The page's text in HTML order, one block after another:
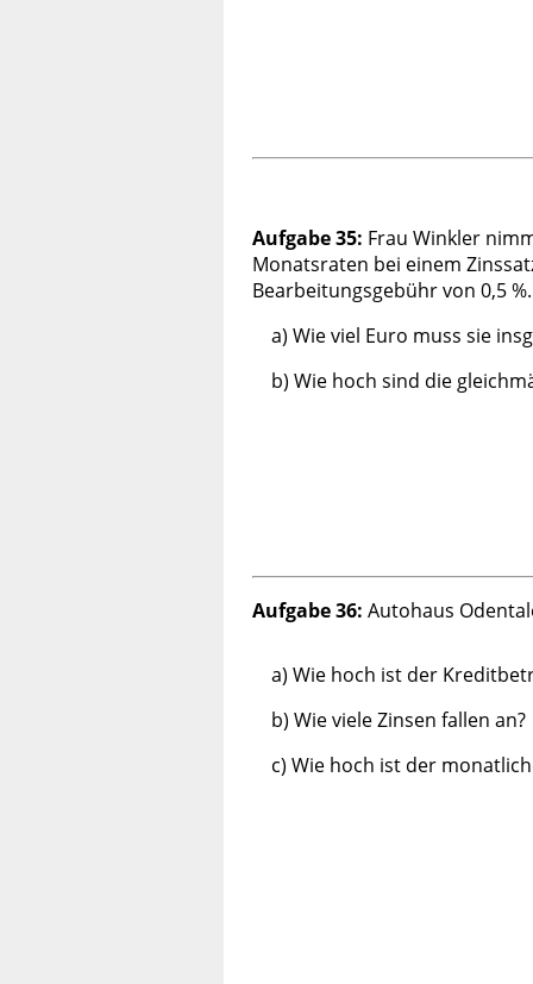
Aufgabe 35: Frau Winkler
Monatsraten bei einem
Bearbeitungsgebühr von 0,5 %.
a) Wie viel Euro muss sie
b) Wie hoch sind die
Aufgabe 36: Autohaus
a) Wie hoch ist der
b) Wie viele Zinsen fallen an?
c) Wie hoch ist der